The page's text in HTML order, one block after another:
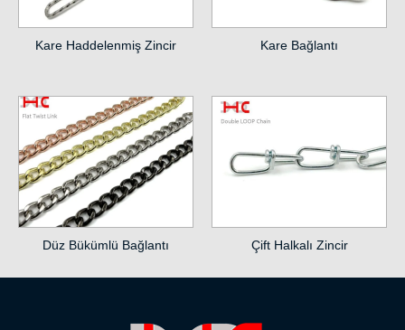
Kare Haddelenmiş Zincir Kare Bağlantı
Düz Bükümlü Bağlantı Çift Halkalı Zincir